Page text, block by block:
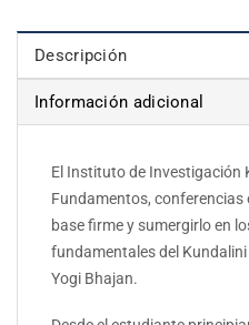
Descripción
Información adicional
El Instituto de Investigación
Fundamentos,
base firme y sumergirlo en
fundamentales del
Yogi Bhajan.